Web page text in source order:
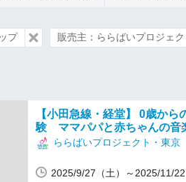
プ 販売主：ららばいプロジェク
【小田急線・経堂】 0歳から
験 ママパパと赤ちゃんの音
ららばいプロジェクト・東京
2025/9/27（土）～2025/11/22